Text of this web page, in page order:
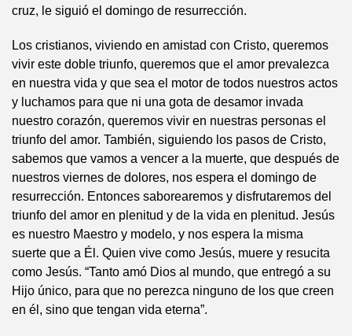
cruz, le siguió el domingo de resurrección.
Los cristianos, viviendo en amistad con Cristo, queremos
vivir este doble triunfo, queremos que el amor prevalezca
en nuestra vida y que sea el motor de todos nuestros actos
y luchamos para que ni una gota de desamor invada
nuestro corazón, queremos vivir en nuestras personas el
triunfo del amor. También, siguiendo los pasos de Cristo,
sabemos que vamos a vencer a la muerte, que después de
nuestros viernes de dolores, nos espera el domingo de
resurrección. Entonces saborearemos y disfrutaremos del
triunfo del amor en plenitud y de la vida en plenitud. Jesús
es nuestro Maestro y modelo, y nos espera la misma
suerte que a Él. Quien vive como Jesús, muere y resucita
como Jesús. “Tanto amó Dios al mundo, que entregó a su
Hijo único, para que no perezca ninguno de los que creen
en él, sino que tengan vida eterna”.